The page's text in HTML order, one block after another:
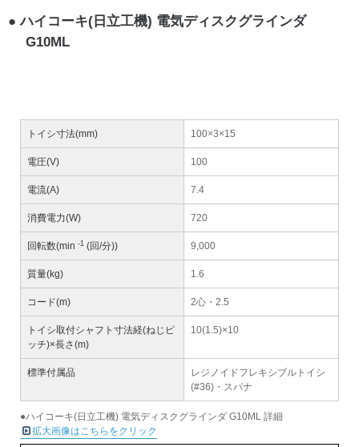
ハイコーキ(日立工機) 電気ディスクグラインダ
G10ML
トイシ寸法(mm) 100×3×15
電圧(V) 100
電流(A) 7.4
消費電力(W) 720
回転数(min -1 (回/分)) 9,000
質量(kg) 1.6
コード(m) 2心・2.5
トイシ取付シャフト寸法経(ねじピ
ッチ)×長さ(m)
10(1.5)×10
標準付属品
レジノイドフレキシブルトイシ
(#36)・スパナ
●ハイコーキ(日立工機) 電気ディスクグラインダ G10ML 詳細
拡大画像はこちらをクリック